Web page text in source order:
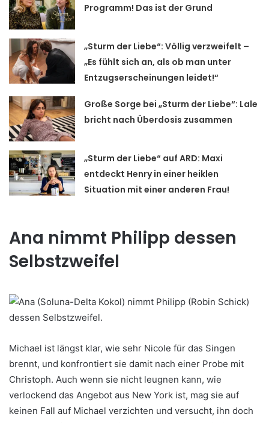
Programm! Das ist der Grund
„Sturm der Liebe“: Völlig verzweifelt –
„Es fühlt sich an, als ob man unter
Entzugserscheinungen leidet!“
Große Sorge bei „Sturm der Liebe“: Lale
bricht nach Überdosis zusammen
„Sturm der Liebe“ auf ARD: Maxi
entdeckt Henry in einer heiklen
Situation mit einer anderen Frau!
Ana nimmt Philipp dessen
Selbstzweifel
Michael ist längst klar, wie sehr Nicole für das Singen
brennt, und konfrontiert sie damit nach einer Probe mit
Christoph. Auch wenn sie nicht leugnen kann, wie
verlockend das Angebot aus New York ist, mag sie auf
keinen Fall auf Michael verzichten und versucht, ihn doch